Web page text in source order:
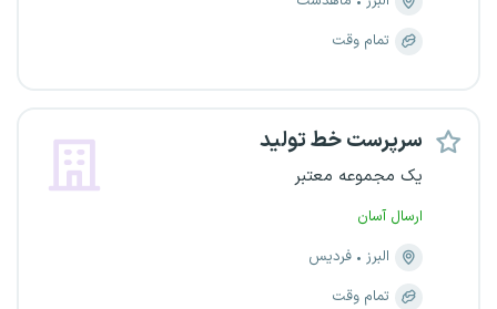
تمام وقت
سرپرست خط تولید
یک مجموعه معتبر
ارسال آسان
البرز
فردیس
تمام وقت